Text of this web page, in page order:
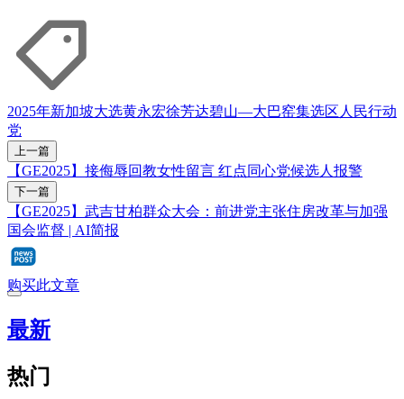
2025年新加坡大选黄永宏徐芳达碧山—大巴窑集选区 人民行动
党
上一篇
【GE2025】接侮辱回教女性留言 红点同心党候选人报警
下一篇
【GE2025】武吉甘柏群众大会：前进党主张住房改革与加强
国会监督 | AI简报
购买此文章
最新
热门